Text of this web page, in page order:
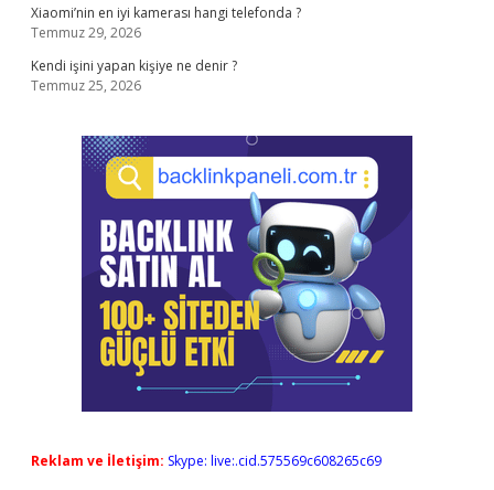
Xiaomi’nin en iyi kamerası hangi telefonda ?
Temmuz 29, 2026
Kendi işini yapan kişiye ne denir ?
Temmuz 25, 2026
Reklam ve İletişim: Skype: live:.cid.575569c608265c69